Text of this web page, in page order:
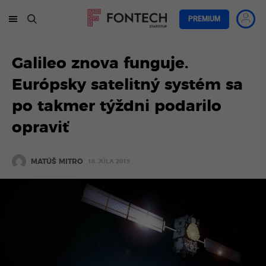
PREMIUM
Galileo znova funguje.
Európsky satelitný systém sa
po takmer týždni podarilo
opraviť
MATÚŠ MITRO 18. JÚLA 2019